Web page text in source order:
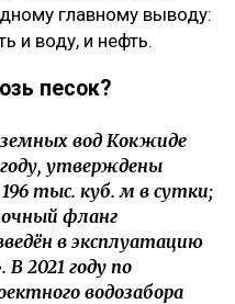
главному выводу:
и воду, и нефть.
песок?
вод Кокжиде
году, утверждены
тыс. куб. м в сутки;
фланг
в эксплуатацию
2021 году по
водозабора